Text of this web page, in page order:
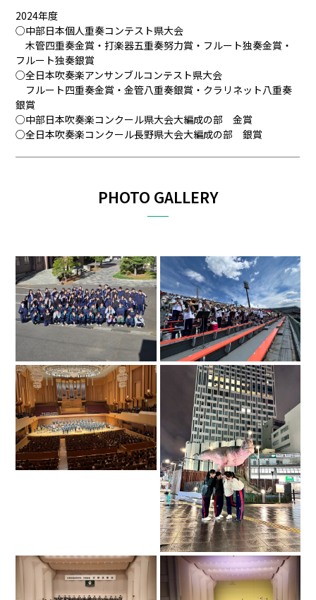
2024年度
○中部日本個人重奏コンテスト県大会
木管四重奏金賞・打楽器五重奏努力賞・フルート独奏金賞・
フルート独奏銀賞
○全日本吹奏楽アンサンブルコンテスト県大会
フルート四重奏金賞・金管八重奏銀賞・クラリネット八重奏
銀賞
○中部日本吹奏楽コンクール県大会大編成の部 金賞
○全日本吹奏楽コンクール長野県大会大編成の部 銀賞
PHOTO GALLERY